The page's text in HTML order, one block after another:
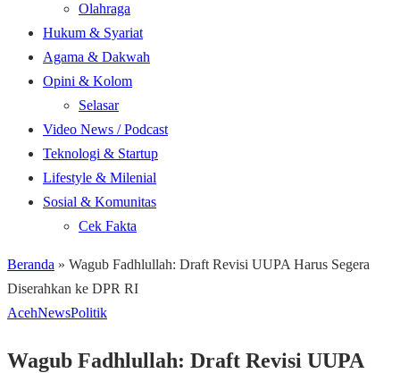
Olahraga
Hukum & Syariat
Agama & Dakwah
Opini & Kolom
Selasar
Video News / Podcast
Teknologi & Startup
Lifestyle & Milenial
Sosial & Komunitas
Cek Fakta
Beranda » Wagub Fadhlullah: Draft Revisi UUPA Harus Segera
Diserahkan ke DPR RI
AcehNewsPolitik
Wagub Fadhlullah: Draft Revisi UUPA